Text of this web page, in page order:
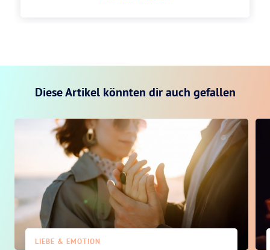
Diese Artikel könnten dir auch gefallen
LIEBE & EMOTION